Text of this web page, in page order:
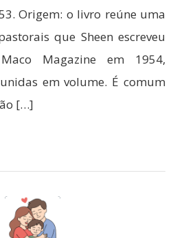
Origem: o livro reúne uma
que Sheen escreveu
Magazine em 1954,
em volume. É comum
[…]